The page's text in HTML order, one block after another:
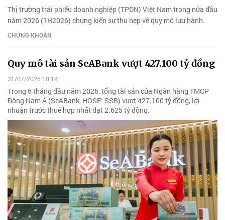
Thị trường trái phiếu doanh nghiệp (TPDN) Việt Nam trong nửa đầu
năm 2026 (1H2026) chứng kiến sự thu hẹp về quy mô lưu hành.
CHỨNG KHOÁN
Quy mô tài sản SeABank vượt 427.100 tỷ đồng
31/07/2026 10:18
Trong 6 tháng đầu năm 2026, tổng tài sản của Ngân hàng TMCP
Đông Nam Á (SeABank, HOSE: SSB) vượt 427.100 tỷ đồng, lợi
nhuận trước thuế hợp nhất đạt 2.625 tỷ đồng.